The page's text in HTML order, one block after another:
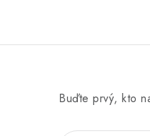
Buďte prvý, kto